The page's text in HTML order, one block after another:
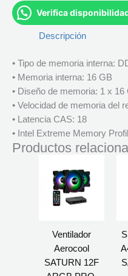
Verifica
Descripción
• Tipo de memoria interna:
• Memoria interna: 16 GB
• Diseño de memoria: 1 x 16
• Velocidad de memoria del
• Latencia CAS: 18
• Intel Extreme Memory
Productos
Ventilador
Aerocool
SATURN 12F